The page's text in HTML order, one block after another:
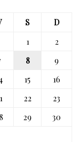
S
D
1
2
8
9
15
16
22
23
29
30